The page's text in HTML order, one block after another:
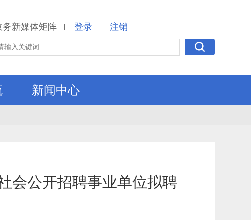
务新媒体矩阵 | 登录 | 注销
新闻中心
会公开招聘事业单位拟聘